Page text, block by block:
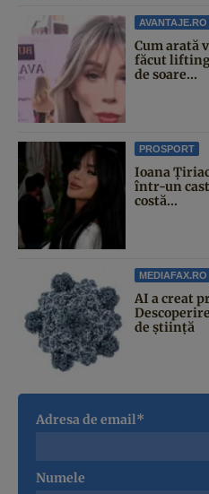
AVANTAJE.RO
Cum arată
făcut
de soare...
PROSPORT
Ioana
într-un
costă...
MEDIAFAX.RO
AI a creat
de știință
Adresa de email*
Numele